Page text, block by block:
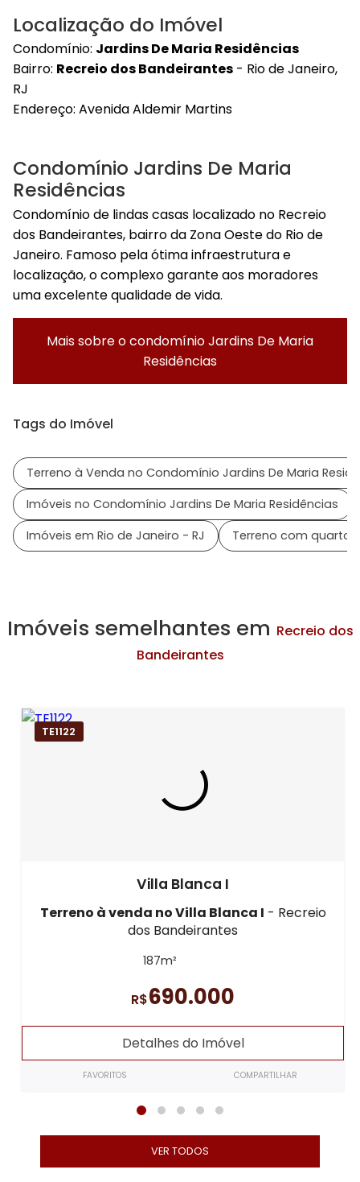
Localização do Imóvel
Condomínio: Jardins De Maria Residências
Bairro: Recreio dos Bandeirantes - Rio de Janeiro,
RJ
Endereço: Avenida Aldemir Martins
Condomínio Jardins De Maria
Residências
Condomínio de lindas casas localizado no Recreio
dos Bandeirantes, bairro da Zona Oeste do Rio de
Janeiro. Famoso pela ótima infraestrutura e
localização, o complexo garante aos moradores
uma excelente qualidade de vida.
Mais sobre o condomínioJardins De Maria
Residências
Tags do Imóvel
Terreno à Venda no Condomínio Jardins De Maria
Imóveis no Condomínio Jardins De Maria Residências
Imóveis em Rio de Janeiro - RJ
Terreno com quarto
Imóveis semelhantes em Recreio dos
Bandeirantes
TE1122
Villa Blanca I
Terreno à venda no Villa Blanca I - Recreio
dos Bandeirantes
187m²
R$690.000
Detalhes do Imóvel
FAVORITOS COMPARTILHAR
VER TODOS